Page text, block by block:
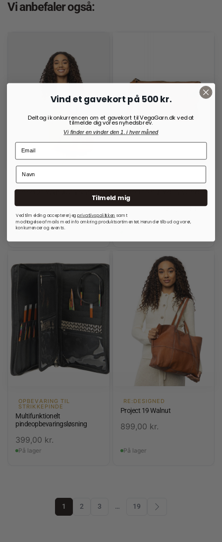
Vi anbefaler også:
RE:DESIGNED
Project 21 Walnut/Canvas
699,00kr.
RE:DESIGNED
Project 13 Burned Tan/Gold
700,00kr. 525,00kr.
OPBEVARING TIL
STRIKKEPINDE
Multifunktionelt
pindeopbevaringsløsning
399,00 kr.
På lager
RE:DESIGNED
Project 19 Walnut
899,00 kr.
På lager
1 2 3 … 19
Vind et gavekort på 500 kr.
Deltag i konkurrencen om et gavekort til VegaGarn.dk ved at
tilmelde dig vores nyhedsbrev.
Vi finder en vinder den 1. i hver måned
Tilmeld mig
Ved tilmelding accepterer jegprivatlivspolitkken samt
modtagelse af mails med info omkring produktsortimentet. Herunder tilbud og varer,
konkurrencer og events.